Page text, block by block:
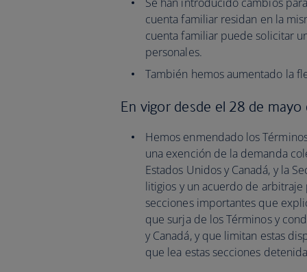
cuenta familiar residan en la
cuenta familiar puede solicitar
personales.
También hemos aumentado la
En vigor desde el 28 de
Hemos enmendado los
una exención de la demanda
Estados Unidos y Canadá, y la
litigios y un acuerdo de arbitraje
secciones importantes que
que surja de los Términos y
y Canadá, y que limitan estas
que lea estas secciones